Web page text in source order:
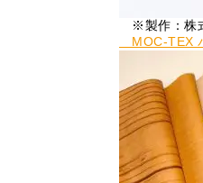
※製作：株
MOC-TEX